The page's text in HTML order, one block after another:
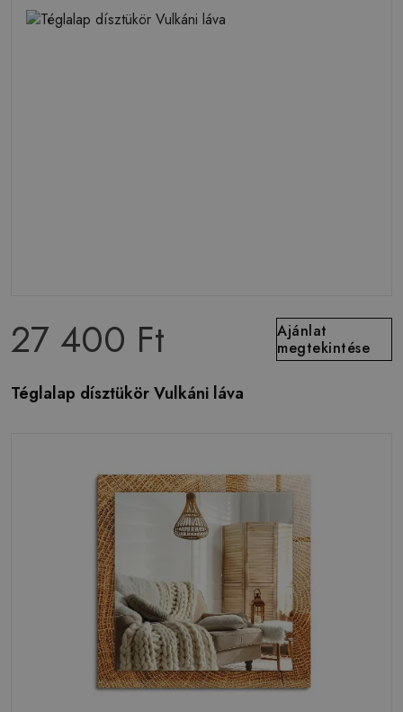
27 400 Ft
Ajánlat
megtekintése
Téglalap dísztükör Vulkáni láva